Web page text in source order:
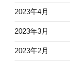
2023年4月
2023年3月
2023年2月